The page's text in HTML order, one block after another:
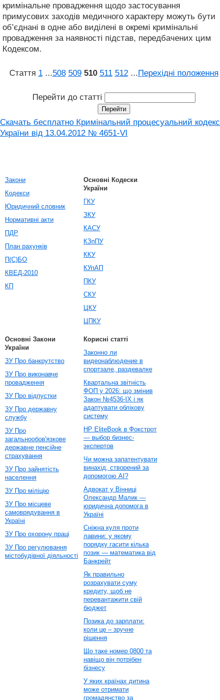
кримінальне провадження щодо застосування
примусових заходів медичного характеру можуть бути
об’єднані в одне або виділені в окремі кримінальні
провадження за наявності підстав, передбачених цим
Кодексом.
Стаття 1 ...508 509 510 511 512 ...Перехідні положення
Перейти до статті
Скачать бесплатно Кримінальний процесуальний кодекс
України від 13.04.2012 № 4651-VI
Закони
Кодекси
Юридичний словник
Нормативні акти
ПДР
План рахунків
П(С)БО
КВЕД-2010
КП
Основні Кодески
України
ГКУ
ЗКУ
КАСУ
КЗпПУ
ККУ
КУпАП
ПКУ
СКУ
ЦКУ
ЦПКУ
Основні Закони
України
ЗУ Про банкрутство
ЗУ Про виконавче
провадження
ЗУ Про відпустки
ЗУ Про державну
службу
ЗУ Про
загальнообов'язкове
державне пенсійне
страхування
ЗУ Про зайнятість
населення
ЗУ Про міліцію
ЗУ Про місцеве
самоврядування в
Україні
ЗУ Про охорону праці
ЗУ Про регулювання
містобудівної діяльності
Корисні статті
Законно ли
видеонаблюдение в
спортзале, раздевалке
Квартальна звітність
ФОП у 2026: що змінив
Закон №4536-IX і як
адаптувати облікову
систему
HP EliteBook в Фокстрот
— выбор бизнес-
экспертов
Чи можна запатентувати
винахід, створений за
допомогою AI?
Адвокат у Вінниці
Олександр Малик —
юридична допомога в
Україні
Сніжна куля проти
лавини: у якому
порядку гасити кілька
позик — математика від
Банкрейт
Як правильно
розрахувати суму
кредиту, щоб не
перевантажити свій
бюджет
Позика до зарплати:
коли це – зручне
рішення
Що таке номер 0800 та
навіщо він потрібен
бізнесу
У яких країнах дитина
може отримати
громадянство за